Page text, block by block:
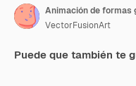
VectorFusionArt
Puede que también te